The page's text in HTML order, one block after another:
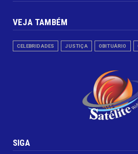
VEJA TAMBÉM
CELEBRIDADES JUSTIÇA OBITUÁRIO
SIGA